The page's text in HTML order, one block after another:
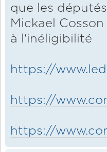
que les
Mickael
à l'inéligibilité
https://
https://
https://